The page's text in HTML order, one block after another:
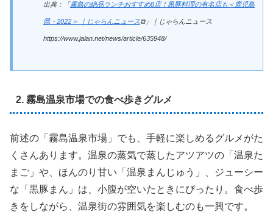
出典：「 霧島の絶品ランチおすすめ8店！黒豚料理の有名店も＜鹿児島
県・2022＞ ｜じゃらんニュース⧉」｜じゃらんニュース
https://www.jalan.net/news/article/635948/
2. 霧島温泉市場での食べ歩きグルメ
前述の「霧島温泉市場」でも、手軽に楽しめるグルメがた
くさんあります。温泉の蒸気で蒸したアツアツの「温泉た
まご」や、ほんのり甘い「温泉まんじゅう」、ジューシー
な「黒豚まん」は、小腹が空いたときにぴったり。食べ歩
きをしながら、温泉街の雰囲気を楽しむのも一興です。